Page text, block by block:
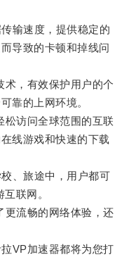
输速度，提供稳定的
导致的卡顿和掉线问
，有效保护用户的个
靠的上网环境。
访问全球范围的互联
线游戏和快速的下载
、旅途中，用户都可
联网。
流畅的网络体验，还
VP加速器都将为您打